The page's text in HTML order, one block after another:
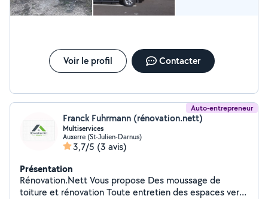
Voir le profil Contacter
Auto-entrepreneur
Franck Fuhrmann (rénovation.nett)
Multiservices
Auxerre (St-Julien-Darnus)
3,7/5 (3 avis)
Présentation
Rénovation.Nett Vous propose Des moussage de
toiture et rénovation Toute entretien des espaces verts